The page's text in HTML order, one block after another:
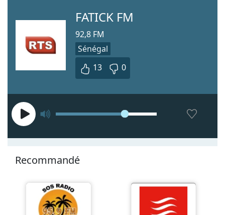
FATICK FM
92,8 FM
Sénégal
13
0
Recommandé